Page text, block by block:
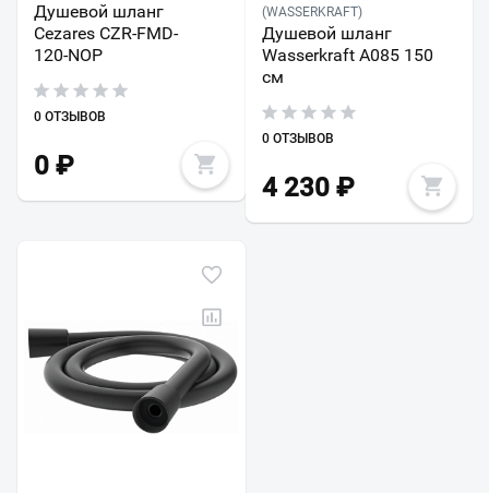
Душевой шланг
Cezares CZR-FMD-
120-NOP
0 ОТЗЫВОВ
0 ₽
(WASSERKRAFT)
Душевой шланг
Wasserkraft A085 150
см
0 ОТЗЫВОВ
4 230₽